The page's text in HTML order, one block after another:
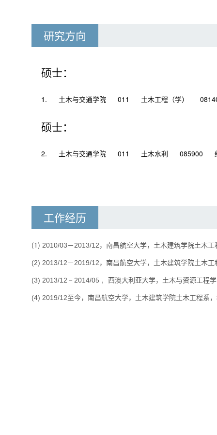
研究方向
硕士：
1. 土木与交通学院 011 土木工程（学）
硕士：
2. 土木与交通学院 011 土木水利 085900
工作经历
(1) 2010/03－2013/12，南昌航空大学，土木建筑学院土木工
(2) 2013/12－2019/12，南昌航空大学，土木建筑学院土木工
(3) 2013/12－2014/05 ， 西澳大利亚大学，土木与资源工程
(4) 2019/12至今，南昌航空大学，土木建筑学院土木工程系